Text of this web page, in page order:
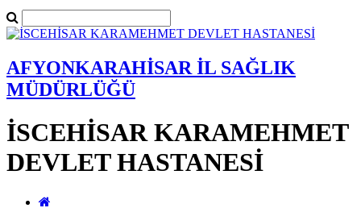
AFYONKARAHİSAR İL SAĞLIK
MÜDÜRLÜĞÜ
İSCEHİSAR KARAMEHMET
DEVLET HASTANESİ